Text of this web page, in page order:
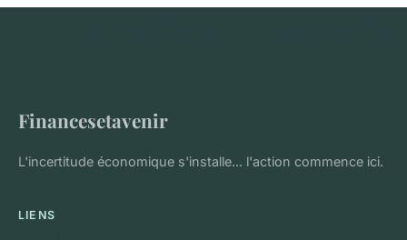
Financesetavenir
L'incertitude économique s'installe... l'action commence ici.
LIENS